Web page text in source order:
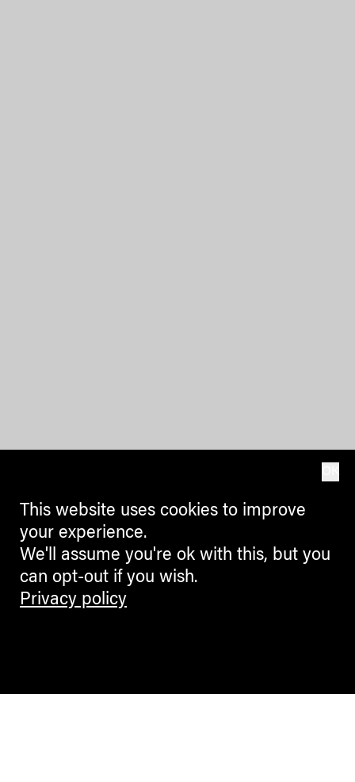
This website uses cookies to improve
your experience.
We'll assume you're ok with this, but you
can opt-out if you wish.
Privacy policy